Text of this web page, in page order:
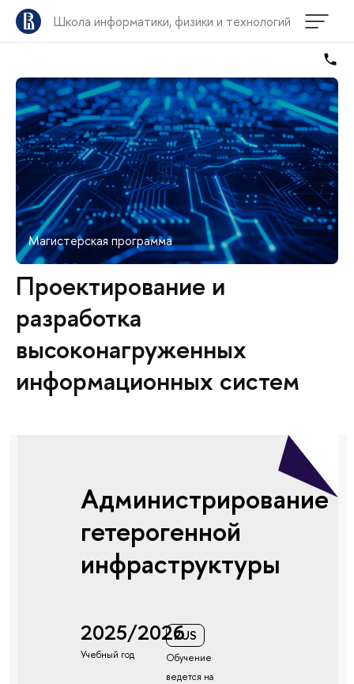
Школа информатики, физики и технологий
Магистерская программа
Проектирование и
разработка
высоконагруженных
информационных систем
Администрирование
гетерогенной
инфраструктуры
2025/2026
Учебный год
RUS
Обучение
ведется на